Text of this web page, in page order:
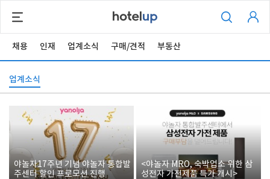
채용 인재 업계소식 구매/견적 부동산
업계소식
야놀자17주년 기념 야놀자 통합발
주센터 할인 프로모션 진행
<야놀자 MRO, 숙박업소 위한 삼
성전자 가전제품 특가 개시>